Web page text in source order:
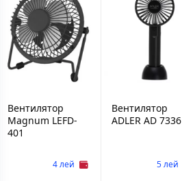
Вентилятор
Magnum LEFD-
401
4 лей
Вентилятор
ADLER AD 7336
5 лей